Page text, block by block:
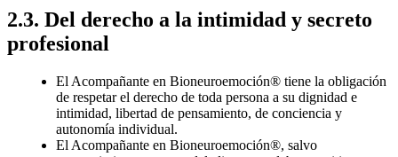
2.3. Del derecho a la intimidad y secreto
profesional
El Acompañante en Bioneuroemoción® tiene la obligación
de respetar el derecho de toda persona a su dignidad e
intimidad, libertad de pensamiento, de conciencia y
autonomía individual.
El Acompañante en Bioneuroemoción®, salvo